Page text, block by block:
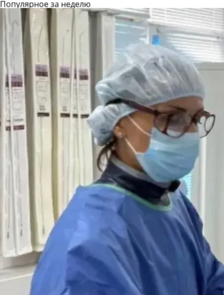
Популярное за неделю